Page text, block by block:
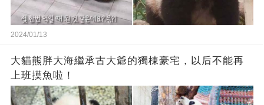
2024/01/13
大貓熊胖大海繼承古大爺的獨棟豪宅，以后不能再
上班摸魚啦！